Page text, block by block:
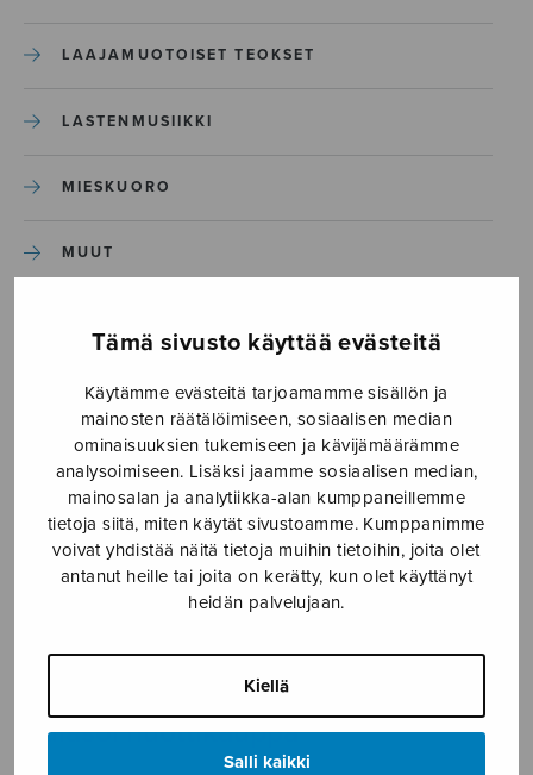
Tämä sivusto käyttää evästeitä
Käytämme evästeitä tarjoamamme sisällön ja
mainosten räätälöimiseen, sosiaalisen median
ominaisuuksien tukemiseen ja kävijämäärämme
analysoimiseen. Lisäksi jaamme sosiaalisen median,
mainosalan ja analytiikka-alan kumppaneillemme
tietoja siitä, miten käytät sivustoamme. Kumppanimme
voivat yhdistää näitä tietoja muihin tietoihin, joita olet
antanut heille tai joita on kerätty, kun olet käyttänyt
heidän palvelujaan.
Kiellä
Salli kaikki
LAAJAMUOTOISET TEOKSET
LASTENMUSIIKKI
MIESKUORO
MUUT
SEKAKUORO
SOITINKOULUT JA OPPAAT
SOITINMUSIIKKI
YKSINLAULU
YLEINEN
Sulasol nuottikauppa